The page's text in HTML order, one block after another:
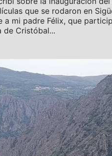
que se rodaron en
mi padre Félix, que
de Cristóbal...